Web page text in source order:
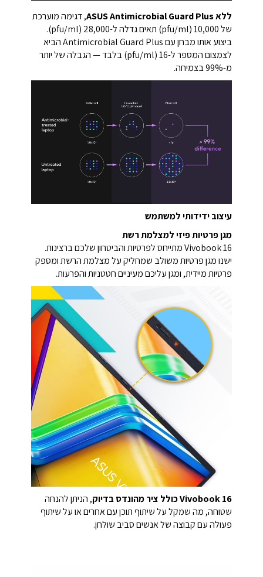
ללא ASUS Antimicrobial Guard Plus
, דגימה מוערכת
של 10,000 (pfu/ml) תאים גדלה ל-28,000 (pfu/ml).
ביצוע אותו מבחן עם Antimicrobial Guard Plus הביא
לצמצום המספר ל-16 (pfu/ml) בלבד — הגבלה של יותר
מ-99% בצמיחה.
עיצוב ידידותי למשתמש
מגן פרטיות פיזי למצלמת רשת
Vivobook 16 מתייחס לפרטיות והביטחון שלכם ברצינות.
ישנו מגן פרטיות משולב שמחליק על מצלמת הרשת ומספק
פרטיות מיידית, ומגן עליכם מעיניים חטטניות והפרעות.
Vivobook 16 כולל ציר מהונדס בדיוק
, הניתן להנחה
שטוחה, מה שמקל על שיתוף תוכן עם אחרים או על שיתוף
פעולה עם קבוצה של אנשים סביב שולחן.